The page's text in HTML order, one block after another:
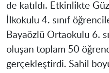
de katıldı. Etkinlikte
İlkokulu 4. sınıf
Bayaözlü Ortaokulu 6.
oluşan toplam 50
gerçekleştirdi. Sahil